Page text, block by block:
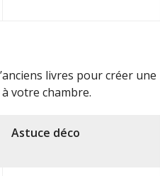
livres pour créer une
votre chambre.
Astuce déco